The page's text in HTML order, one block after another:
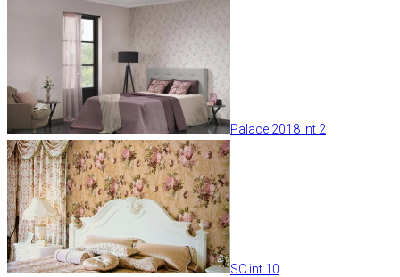
Palace 2018 int 2
SC int 10